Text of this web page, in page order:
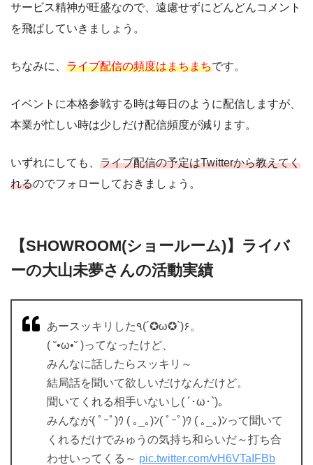
サービス精神が旺盛なので、遠慮せずにどんどんコメント
を飛ばしていきましょう。
ちなみに、 ライブ配信の頻度はまちまちです。
イベントに本格参戦する時は毎日のように配信しますが、
本業が忙しい時は少しだけ配信頻度が減ります。
いずれにしても、 ライブ配信の予定はTwitterから教えてく
れるのでフォローしておきましょう。
【SHOWROOM(ショールーム)】ライバ
ーの大山未夢さんの活動実績
あースッキリした٩(´✪ω✪`)۶。
( ˘•ω•˘ )ってなったけど、
みんなに話したらスッキリ～
結局話を聞いて欲しいだけなんだけど。
聞いてくれる相手いないし( ´･ω･`)。
みんなが( ﾟｰﾟ)ｳ ( ｡_｡)ﾝ( ﾟｰﾟ)ｳ ( ｡_｡)ﾝって聞いて
くれるだけでみゅうの気持ち和らいだ～打ち合
わせいってくる～ pic.twitter.com/vH6VTaIFBb